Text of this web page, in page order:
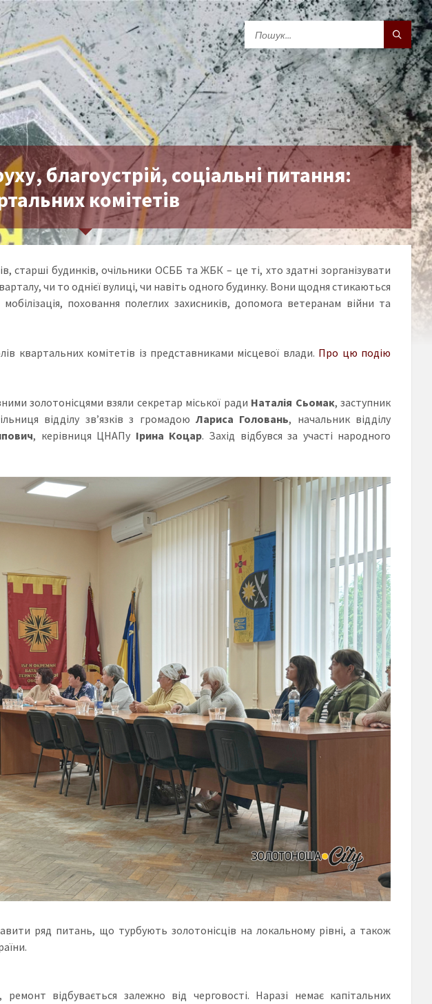
благоустрій, соціальні питання:
комітетів
старші будинків, очільники ОСББ та ЖБК – це ті, хто здатні зорганізувати
чи то однієї вулиці, чи навіть одного будинку. Вони щодня стикаються
поховання полеглих захисників, допомога ветеранам війни та
квартальних комітетів із представниками місцевої влади. Про цю подію
золотонісцями взяли секретар міської ради Наталія Сьомак, заступник
відділу звʼязків з громадою Лариса Головань, начальник відділу
, керівниця ЦНАПу Ірина Коцар. Захід відбувся за участі народного
ряд питань, що турбують золотонісців на локальному рівні, а також
відбувається залежно від черговості. Наразі немає капітальних